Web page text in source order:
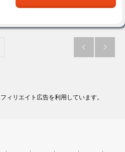
 
ィリエイト広告を利用しています。